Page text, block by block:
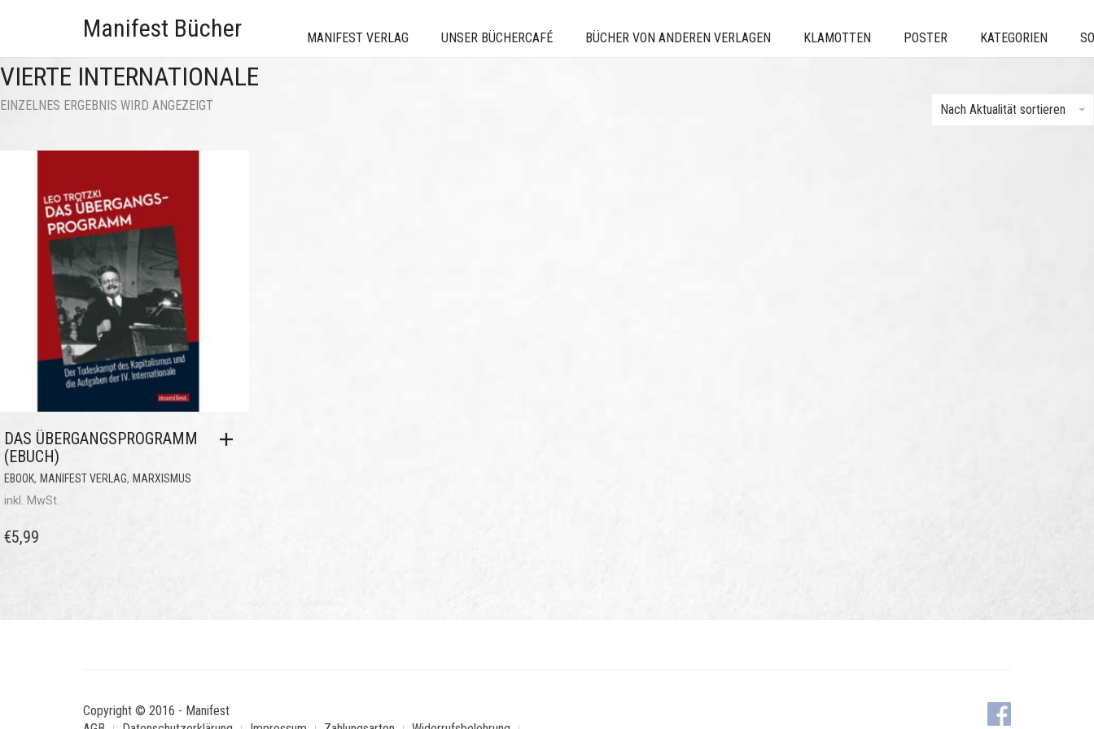
Manifest Bücher MANIFEST VERLAG UNSER BÜCHERCAFÉ BÜCHER VON ANDEREN VERLAGEN KLAMOTTEN POSTER KATEGORIEN
VIERTE INTERNATIONALE
EINZELNES ERGEBNIS WIRD ANGEZEIGT Nach Aktualität sortieren
DAS ÜBERGANGSPROGRAMM
(EBUCH)
EBOOK, MANIFEST VERLAG, MARXISMUS
inkl. MwSt.
€5,99
Copyright © 2016 - Manifest